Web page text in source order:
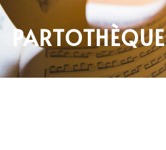
PARTOTHÈQUE